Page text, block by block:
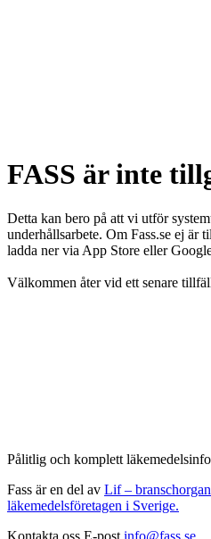
FASS är inte
Detta kan bero på att vi utför
underhållsarbete. Om Fass.se ej är
ladda ner via App Store eller
Välkommen åter vid ett senare
Pålitlig och komplett
Fass är en del av Lif –
läkemedelsföretagen i Sverige.
Kontakta oss E-post info@fass.se